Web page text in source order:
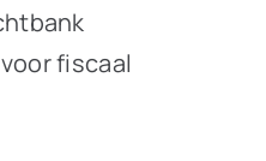
fiscaal